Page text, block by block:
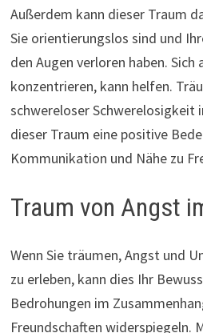
Außerdem kann dieser Traum
Sie orientierungslos sind und
den Augen verloren haben. Sich
konzentrieren, kann helfen.
schwereloser Schwerelosigkeit
dieser Traum eine positive
Kommunikation und Nähe zu
Traum von Angst
Wenn Sie träumen, Angst und
zu erleben, kann dies Ihr
Bedrohungen im
Freundschaften widerspiegeln.